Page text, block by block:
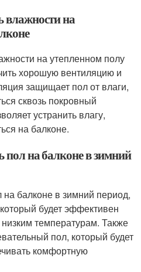
влажности на
на утепленном полу
хорошую вентиляцию и
защищает пол от влаги,
сквозь покровный
устранить влагу,
на балконе.
пол на балконе в зимний
балконе в зимний период,
будет эффективен
температурам. Также
пол, который будет
комфортную